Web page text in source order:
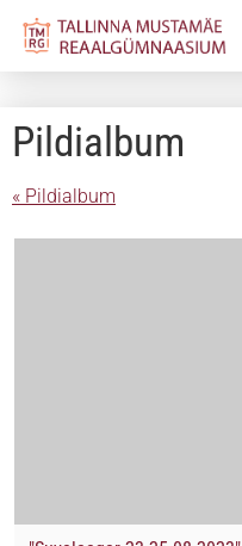
Pildialbum
« Pildialbum